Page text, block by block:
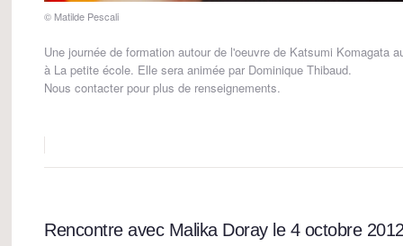
© Matilde Pescali
Une journée de formation autour de l'oeuvre de Katsumi Komagata
à La petite école. Elle sera animée par Dominique Thibaud.
Nous contacter pour plus de renseignements.
Rencontre avec Malika Doray le 4 octobre